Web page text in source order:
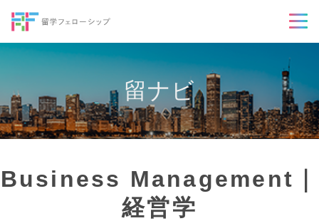
留ナビ
Business Management｜
経営学